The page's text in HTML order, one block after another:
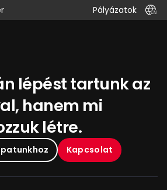
Pályázatok
lépést tartunk az
hanem mi
létre.
Kapcsolat